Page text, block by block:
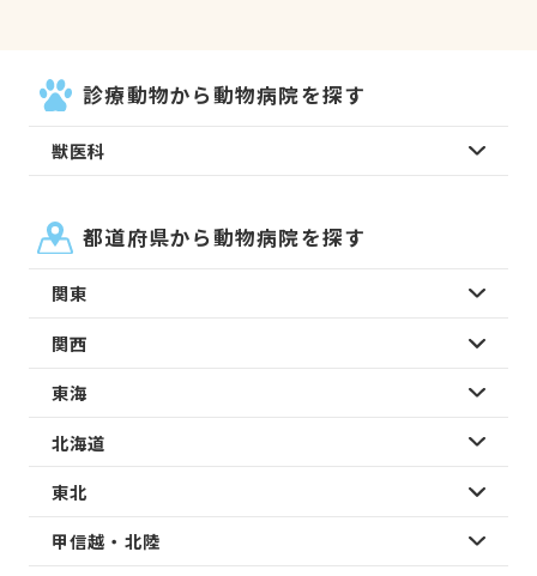
診療動物から動物病院を探す
獣医科
都道府県から動物病院を探す
関東
関西
東海
北海道
東北
甲信越・北陸